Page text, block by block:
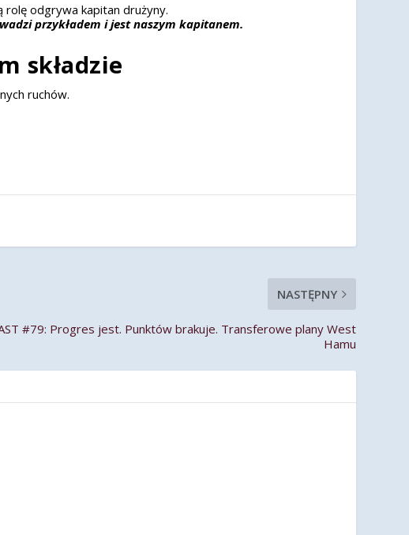
rolę odgrywa kapitan drużyny.
przykładem i jest naszym kapitanem.
składzie
ruchów.
NASTĘPNY
#79: Progres jest. Punktów brakuje. Transferowe plany West
Hamu